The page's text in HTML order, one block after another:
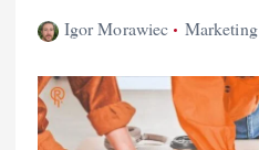
Igor Morawiec Marketing